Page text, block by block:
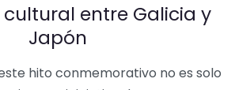
entre Galicia y
Japón
hito conmemorativo no es solo